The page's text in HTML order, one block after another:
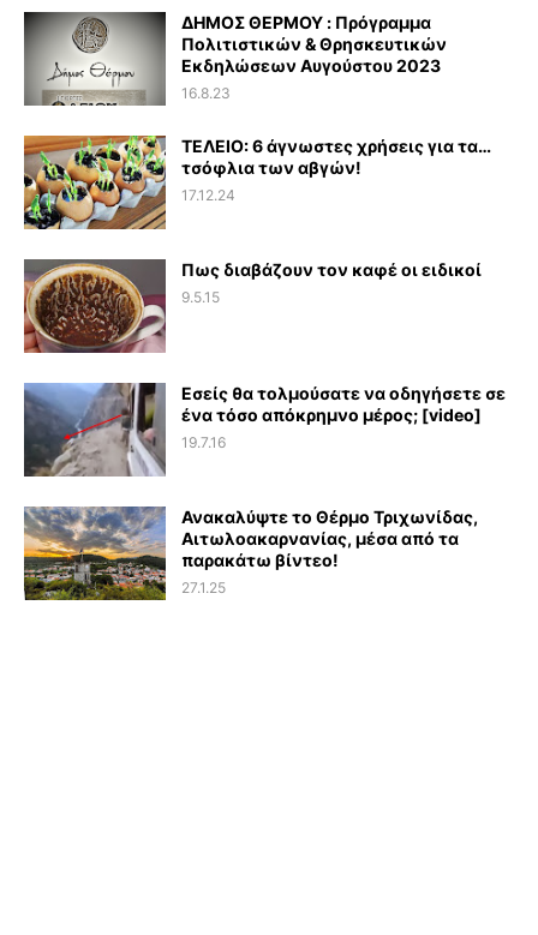
ΔΗΜΟΣ ΘΕΡΜΟΥ : Πρόγραμμα
Πολιτιστικών & Θρησκευτικών
Εκδηλώσεων Αυγούστου 2023
16.8.23
ΤΕΛΕΙΟ: 6 άγνωστες χρήσεις για τα…
τσόφλια των αβγών!
17.12.24
Πως διαβάζουν τον καφέ οι ειδικοί
9.5.15
Εσείς θα τολμούσατε να οδηγήσετε σε
ένα τόσο απόκρημνο μέρος; [video]
19.7.16
Ανακαλύψτε το Θέρμο Τριχωνίδας,
Αιτωλοακαρνανίας, μέσα από τα
παρακάτω βίντεο!
27.1.25